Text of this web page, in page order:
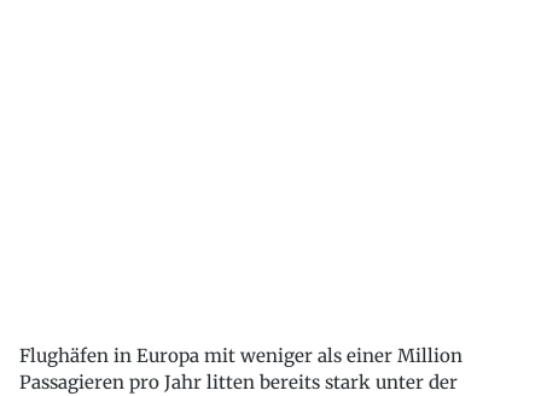
Flughäfen in Europa mit weniger als einer Million
Passagieren pro Jahr litten bereits stark unter der